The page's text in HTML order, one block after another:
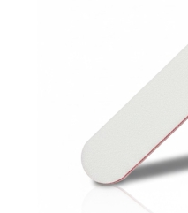
Feine Acrylfarbe / Aquarell